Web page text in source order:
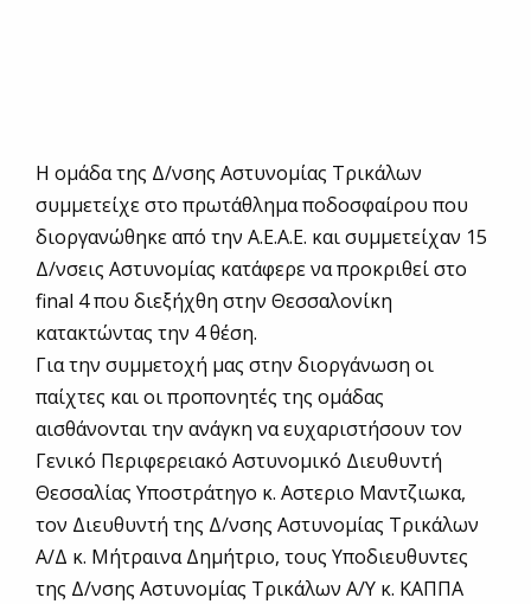
Η ομάδα της Δ/νσης Αστυνομίας Τρικάλων
συμμετείχε στο πρωτάθλημα ποδοσφαίρου που
διοργανώθηκε από την Α.Ε.Α.Ε. και συμμετείχαν 15
Δ/νσεις Αστυνομίας κατάφερε να προκριθεί στο
final 4 που διεξήχθη στην Θεσσαλονίκη
κατακτώντας την 4 θέση.
Για την συμμετοχή μας στην διοργάνωση οι
παίχτες και οι προπονητές της ομάδας
αισθάνονται την ανάγκη να ευχαριστήσουν τον
Γενικό Περιφερειακό Αστυνομικό Διευθυντή
Θεσσαλίας Υποστράτηγο κ. Αστεριο Μαντζιωκα,
τον Διευθυντή της Δ/νσης Αστυνομίας Τρικάλων
Α/Δ κ. Μήτραινα Δημήτριο, τους Υποδιευθυντες
της Δ/νσης Αστυνομίας Τρικάλων Α/Υ κ. ΚΑΠΠΑ